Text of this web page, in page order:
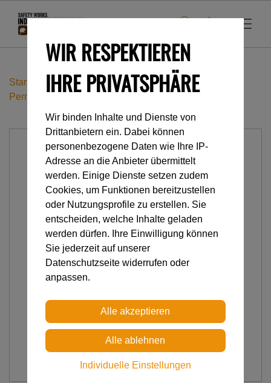
Startseite Industrieklettern
Anschlageinrichtungen
Permanent
WIR RESPEKTIEREN
IHRE PRIVATSPHÄRE
Wir binden Inhalte und Dienste von
Drittanbietern ein. Dabei können
personenbezogene Daten wie Ihre IP-
Adresse an die Anbieter übermittelt
werden. Einige Dienste setzen zudem
Cookies, um Funktionen bereitzustellen
oder Nutzungsprofile zu erstellen. Sie
entscheiden, welche Inhalte geladen
werden dürfen. Ihre Einwilligung können
Sie jederzeit auf unserer
Datenschutzseite widerrufen oder
anpassen.
Individuelle Einstellungen